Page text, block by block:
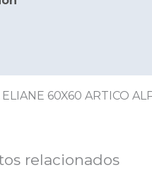
ELIANE 60X60 ARTICO
relacionados